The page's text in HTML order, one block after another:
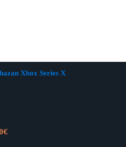
Xbox Series X
€